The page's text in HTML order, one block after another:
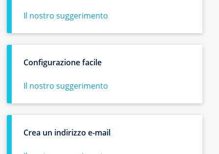
Il nostro suggerimento
Configurazione facile
Il nostro suggerimento
Crea un indirizzo e-mail